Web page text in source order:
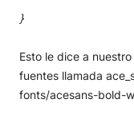
}
Esto le dice a
fuentes llamada
fonts/acesans-bold-